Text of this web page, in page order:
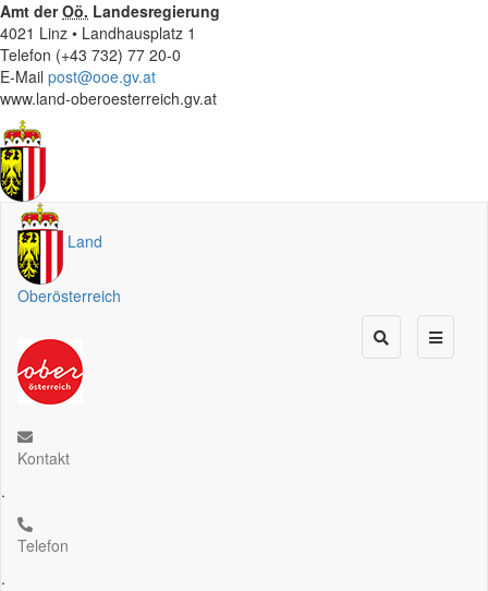
Amt derOö. Landesregierung
4021 Linz • Landhausplatz 1
Telefon (+43 732) 77 20-0
E-Mail post@ooe.gv.at
www.land-oberoesterreich.gv.at
Land
Oberösterreich
Kontakt
.
Telefon
.